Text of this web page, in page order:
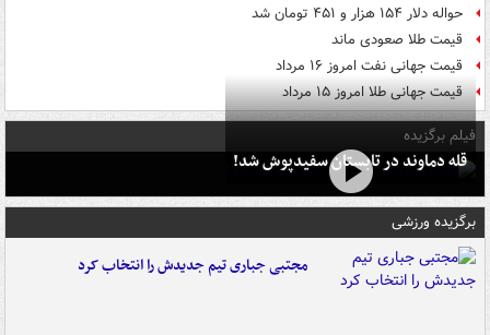
حواله دلار ۱۵۴ هزار و ۴۵۱ تومان شد
قیمت طلا صعودی ماند
قیمت جهانی نفت امروز ۱۶ مرداد
قیمت جهانی طلا امروز ۱۵ مرداد
فیلم برگزیده
قله دماوند در تابستان سفیدپوش شد!
برگزیده ورزشی
مجتبی جباری تیم جدیدش را انتخاب کرد